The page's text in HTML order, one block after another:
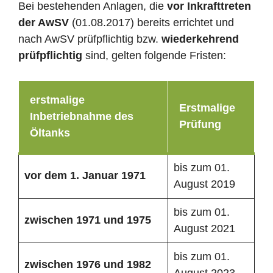
Bei bestehenden Anlagen, die vor Inkrafttreten
der AwSV (01.08.2017) bereits errichtet und
nach AwSV prüfpflichtig bzw. wiederkehrend
prüfpflichtig sind, gelten folgende Fristen:
erstmalige
Inbetriebnahme des
Öltanks
Erstmalige
Prüfung
vor dem 1. Januar 1971
bis zum 01.
August 2019
zwischen 1971 und 1975
bis zum 01.
August 2021
zwischen 1976 und 1982
bis zum 01.